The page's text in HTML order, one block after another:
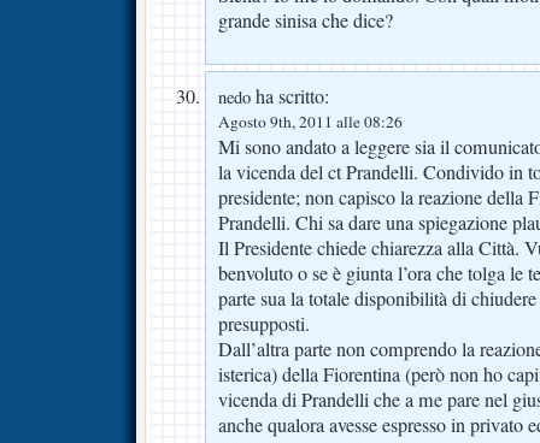
grande sinisa che dice?
nedo ha scritto:
Agosto 9th, 2011 alle 08:26
Mi sono andato a leggere sia il
la vicenda del ct Prandelli. Condivido in
presidente; non capisco la reazione della
Prandelli. Chi sa dare una spiegazione
Il Presidente chiede chiarezza alla Città.
benvoluto o se è giunta l’ora che tolga le
parte sua la totale disponibilità di
presupposti.
Dall’altra parte non comprendo la
isterica) della Fiorentina (però non ho
vicenda di Prandelli che a me pare nel
anche qualora avesse espresso in privato